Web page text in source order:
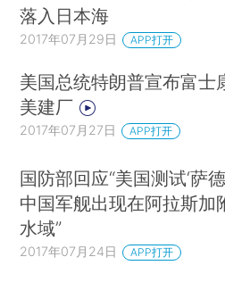
落入日本海
2017年07月29日 APP打开
美国总统特朗普宣布富士
美建厂
2017年07月27日 APP打开
国防部回应“美国测试‘萨
中国军舰出现在阿拉斯加
水域”
2017年07月24日 APP打开